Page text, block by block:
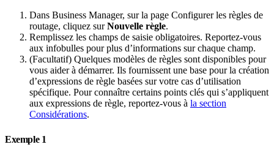
Dans Business Manager, sur la page Configurer les règles de
routage, cliquez surNouvelle règle.
Remplissez les champs de saisie obligatoires. Reportez-vous
aux infobulles pour plus d’informations sur chaque champ.
(Facultatif) Quelques modèles de règles sont disponibles pour
vous aider à démarrer. Ils fournissent une base pour la création
d’expressions de règle basées sur votre cas d’utilisation
spécifique. Pour connaître certains points clés qui s’appliquent
aux expressions de règle, reportez-vous à la section
Considérations.
Exemple 1